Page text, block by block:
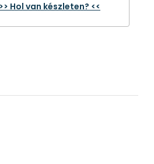
>> Hol van készleten? <<